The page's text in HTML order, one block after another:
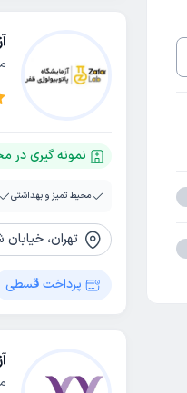
نمونه گیری در
محیط تمیز و بهداشتی
تهران، خیابان
پرداخت قسطی